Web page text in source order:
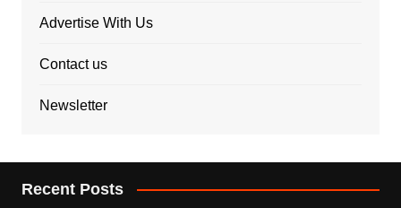
Advertise With Us
Contact us
Newsletter
Recent Posts